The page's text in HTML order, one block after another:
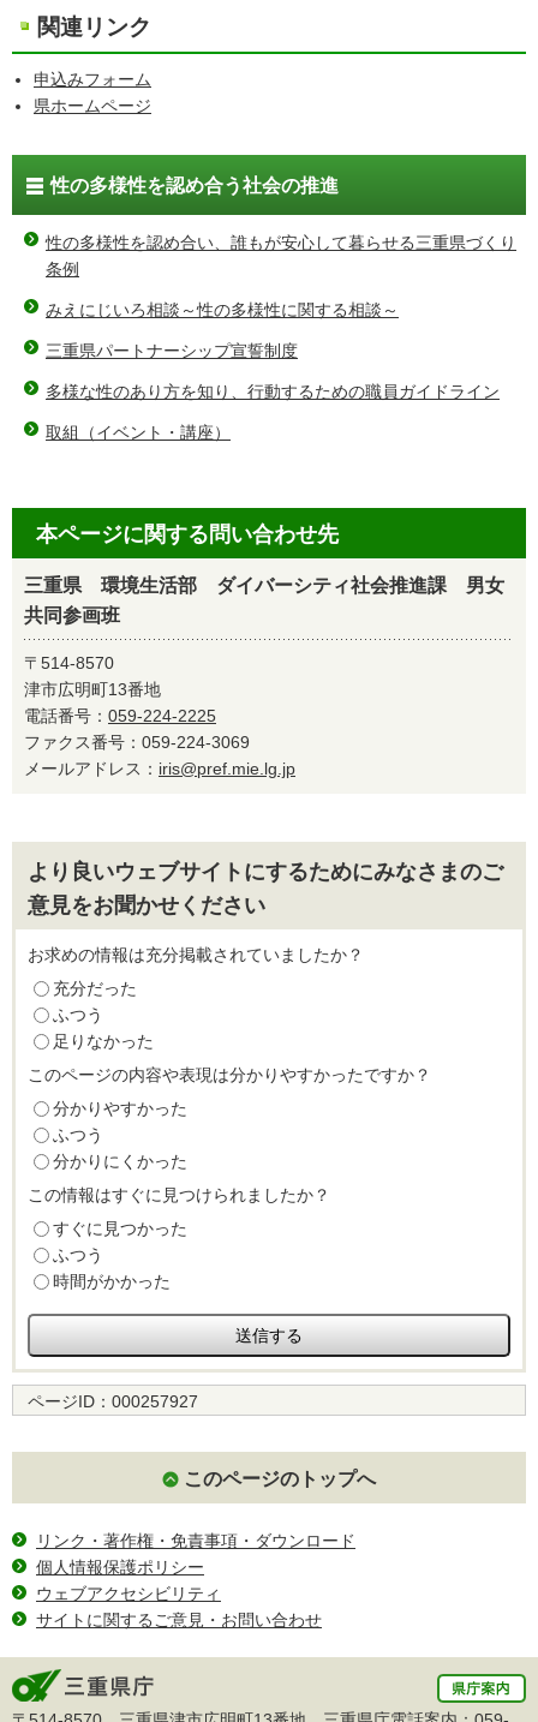
関連リンク
申込みフォーム
県ホームページ
性の多様性を認め合う社会の推進
性の多様性を認め合い、誰もが安心して暮らせる三重県づくり
条例
みえにじいろ相談～性の多様性に関する相談～
三重県パートナーシップ宣誓制度
多様な性のあり方を知り、行動するための職員ガイドライン
取組（イベント・講座）
本ページに関する問い合わせ先
三重県 環境生活部 ダイバーシティ社会推進課 男女
共同参画班
〒514-8570
津市広明町13番地
電話番号： 059-224-2225
ファクス番号：059-224-3069
メールアドレス： iris@pref.mie.lg.jp
より良いウェブサイトにするためにみなさまのご
意見をお聞かせください
お求めの情報は充分掲載されていましたか？
充分だった
ふつう
足りなかった
このページの内容や表現は分かりやすかったですか？
分かりやすかった
ふつう
分かりにくかった
この情報はすぐに見つけられましたか？
すぐに見つかった
ふつう
時間がかかった
ページID： 000257927
このページのトップへ
リンク・著作権・免責事項・ダウンロード
個人情報保護ポリシー
ウェブアクセシビリティ
サイトに関するご意見・お問い合わせ